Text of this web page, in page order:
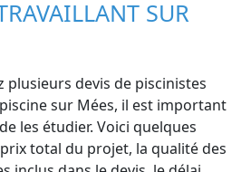
SUR
plusieurs devis de piscinistes
sur Mées, il est important
les étudier. Voici quelques
total du projet, la qualité des